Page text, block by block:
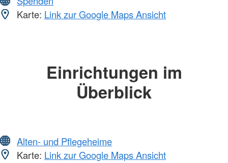
Karte: Link zur Google Maps Ansicht
Einrichtungen im
Überblick
Alten- und Pflegeheime
Karte: Link zur Google Maps Ansicht